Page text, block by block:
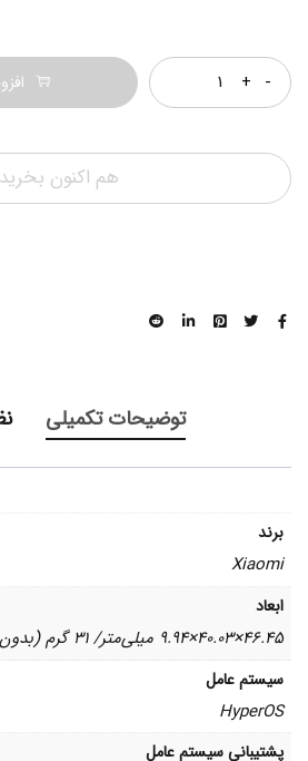
هم اکنون بخرید
توضیحات تکمیلی
برند
Xiaomi
ابعاد
46.45×40.03×9.94 میلی‌متر/ 31 گرم (بدون بند)
سیستم عامل
HyperOS
پشتیبانی سیستم عامل